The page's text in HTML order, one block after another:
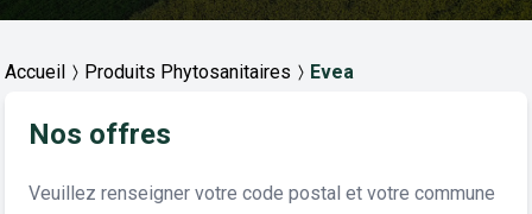
Accueil Produits Phytosanitaires Evea
Nos offres
Veuillez renseigner votre code postal et votre commune